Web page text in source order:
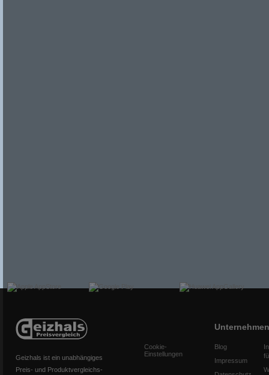
Geizhals ist ein unabhängiges
Preis- und Produktvergleichs-
Cookie-
Einstellungen
Unternehmen
Blog
Impressum